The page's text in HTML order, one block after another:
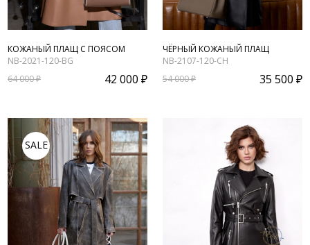
КОЖАНЫЙ ПЛАЩ С ПОЯСОМ
NB-2021-120-BG
64 000 ₽
42 000 ₽
ЧЁРНЫЙ КОЖАНЫЙ ПЛАЩ
NB-2107-120-CH
54 000 ₽
35 500 ₽
SALE